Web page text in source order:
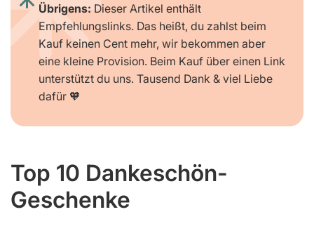
Übrigens: Dieser Artikel enthält
Empfehlungslinks. Das heißt, du zahlst beim
Kauf keinen Cent mehr, wir bekommen aber
eine kleine Provision. Beim Kauf über einen Link
unterstützt du uns. Tausend Dank & viel Liebe
dafür 🧡
Top 10 Dankeschön-
Geschenke